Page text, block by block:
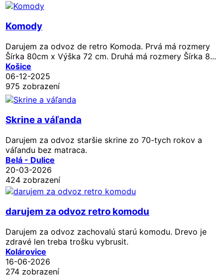
Komody
Darujem za odvoz de retro Komoda. Prvá má rozmery
Šírka 80cm x Výška 72 cm. Druhá má rozmery Šírka 8...
Košice
06-12-2025
975 zobrazení
Skrine a váľanda
Darujem za odvoz staršie skrine zo 70-tych rokov a
váľandu bez matraca.
Belá - Dulice
20-03-2026
424 zobrazení
darujem za odvoz retro komodu
Darujem za odvoz zachovalú starú komodu. Drevo je
zdravé len treba trošku vybrusit.
Kolárovice
16-06-2026
274 zobrazení